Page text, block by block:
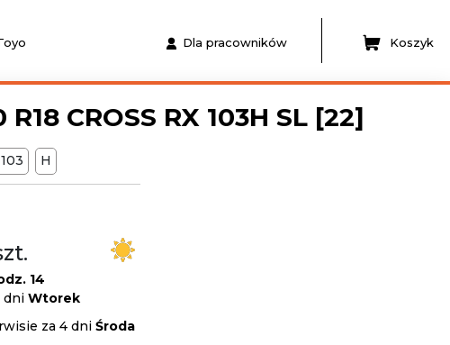
Dla pracowników Koszyk
CROSS RX 103H SL [22]
103 H
14
dni Wtorek
za 4 dni Środa